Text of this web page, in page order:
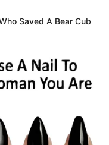
Saved A Bear Cub